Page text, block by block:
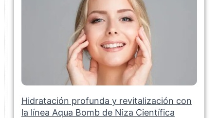
Hidratación profunda y revitalización con
la línea Aqua Bomb de Niza Científica